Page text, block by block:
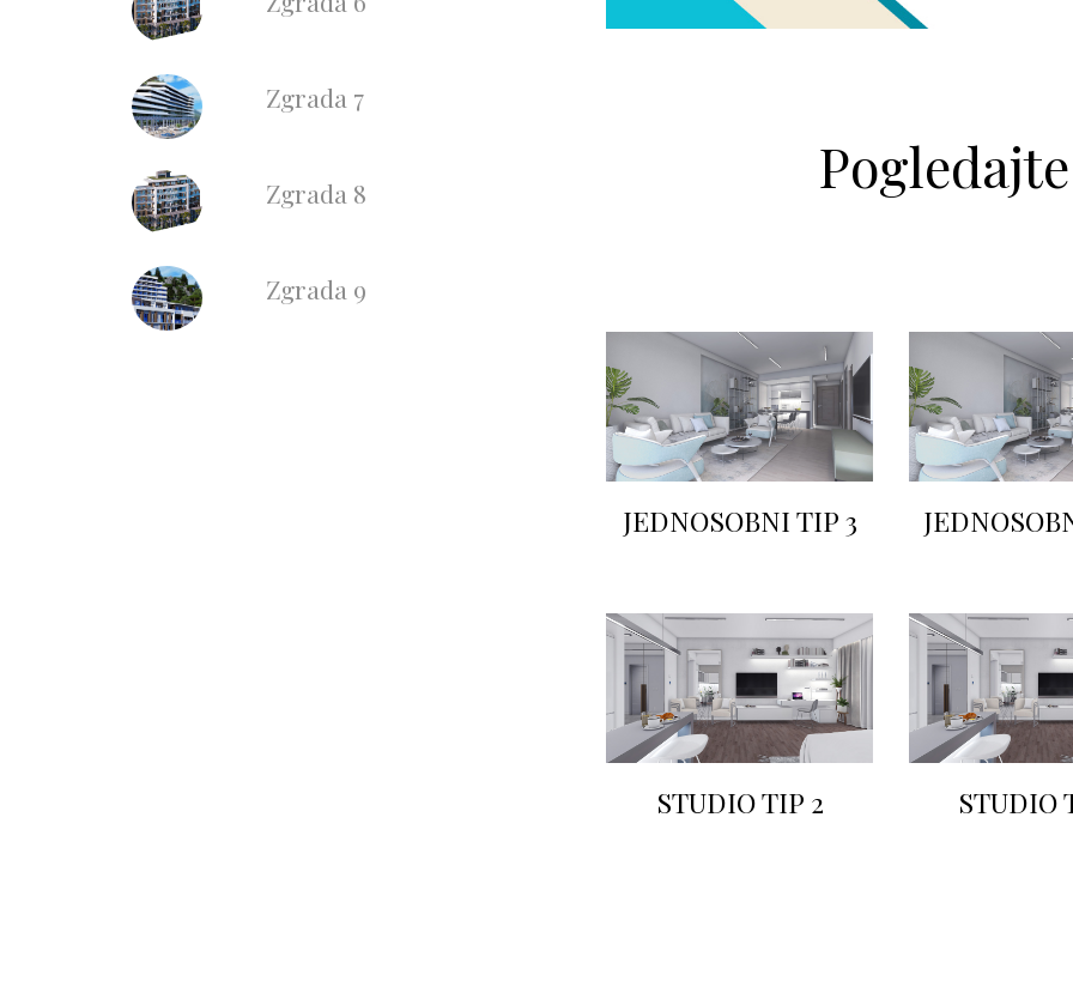
Zgrada 7
Zgrada 8
Zgrada 9
JEDNOSOBNI TIP 3
STUDIO TIP 2 STUDIO